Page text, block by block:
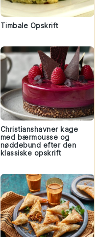
Timbale Opskrift
Christianshavner kage
med bærmousse og
nøddebund efter den
klassiske opskrift